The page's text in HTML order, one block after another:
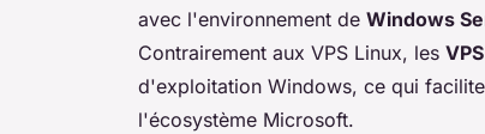
avec l'environnement de Windows
Contrairement aux VPS Linux, les
d'exploitation Windows, ce qui
l'écosystème Microsoft.